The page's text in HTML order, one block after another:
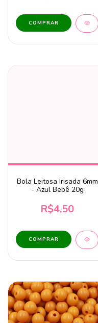
Bola Leitosa Irisada 6mm
- Azul Bebê 20g
R$4,50